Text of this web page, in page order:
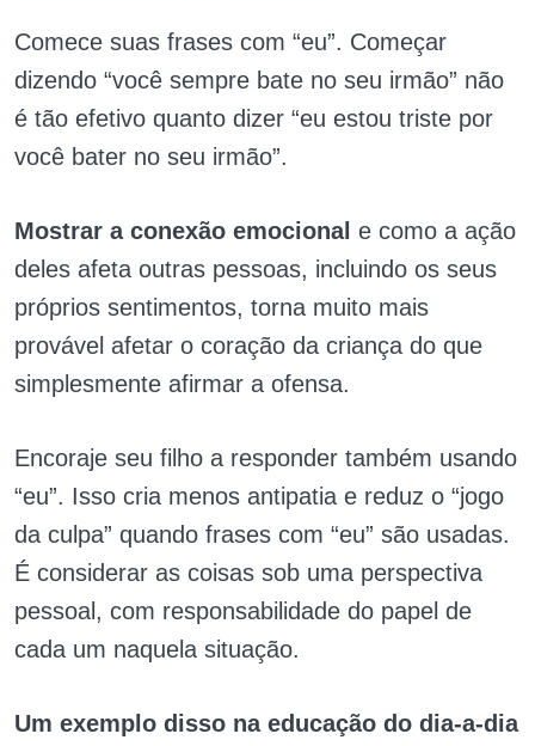
Comece suas frases com “eu”. Começar
dizendo “você sempre bate no seu irmão” não
é tão efetivo quanto dizer “eu estou triste por
você bater no seu irmão”.
Mostrar a conexão emocional e como a ação
deles afeta outras pessoas, incluindo os seus
próprios sentimentos, torna muito mais
provável afetar o coração da criança do que
simplesmente afirmar a ofensa.
Encoraje seu filho a responder também usando
“eu”. Isso cria menos antipatia e reduz o “jogo
da culpa” quando frases com “eu” são usadas.
É considerar as coisas sob uma perspectiva
pessoal, com responsabilidade do papel de
cada um naquela situação.
Um exemplo disso na educação do dia-a-dia